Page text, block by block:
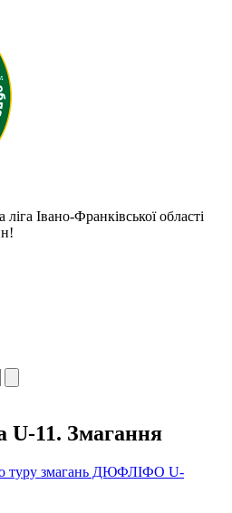
ліга Івано-Франківської області
U-11. Змагання